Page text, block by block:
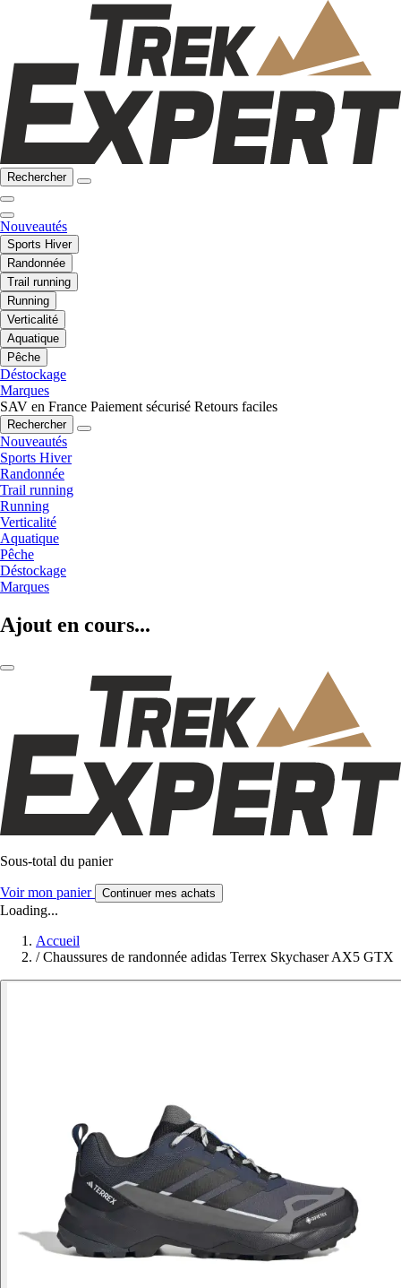
Rechercher
Nouveautés
Sports Hiver
Randonnée
Trail running
Running
Verticalité
Aquatique
Pêche
Déstockage
Marques
SAV en France Paiement sécurisé Retours faciles
Rechercher
Nouveautés
Sports Hiver
Randonnée
Trail running
Running
Verticalité
Aquatique
Pêche
Déstockage
Marques
Ajout en cours...
Sous-total du panier
Voir mon panier Continuer mes achats
Loading...
Accueil
/ Chaussures de randonnée adidas Terrex Skychaser AX5 GTX